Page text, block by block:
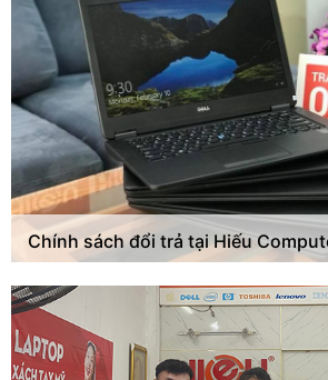
Chính sách đổi trả tại Hiếu